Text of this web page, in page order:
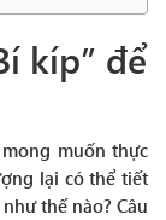
kíp” để
muốn thực
lại có thể tiết
thế nào? Câu